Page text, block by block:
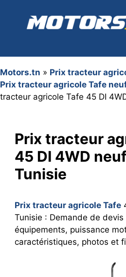
contenu
Motors.tn » Prix tracteur
Prix tracteur agricole Tafe
tracteur agricole Tafe 45 DI
Prix tracteur
45 DI 4WD
Tunisie
Prix tracteur agricole Tafe
Tunisie : Demande de devis
équipements, puissance
caractéristiques, photos et